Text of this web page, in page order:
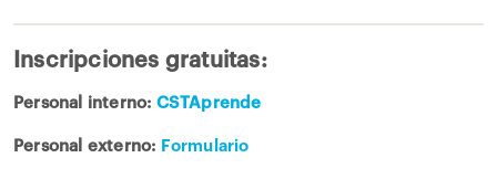
Inscripciones gratuitas:
Personal interno: CSTAprende
Personal externo: Formulario